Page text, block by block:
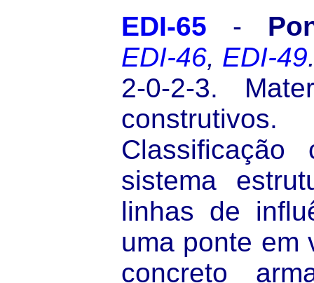
EDI-65 -
EDI-46, EDI-49
2-0-2-3.
sistema
linhas de
uma ponte em
concreto